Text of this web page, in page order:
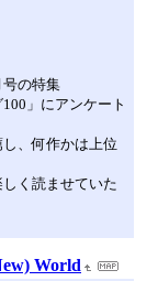
号の特集
」にアンケート
、何作かは上位
く読ませていた
World